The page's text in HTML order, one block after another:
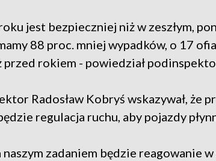
jest bezpieczniej niż w zeszłym,
88 proc. mniej wypadków, o 17
przed rokiem - powiedział
Radosław Kobryś wskazywał, że
regulacja ruchu, aby pojazdy
naszym zadaniem będzie reagowanie